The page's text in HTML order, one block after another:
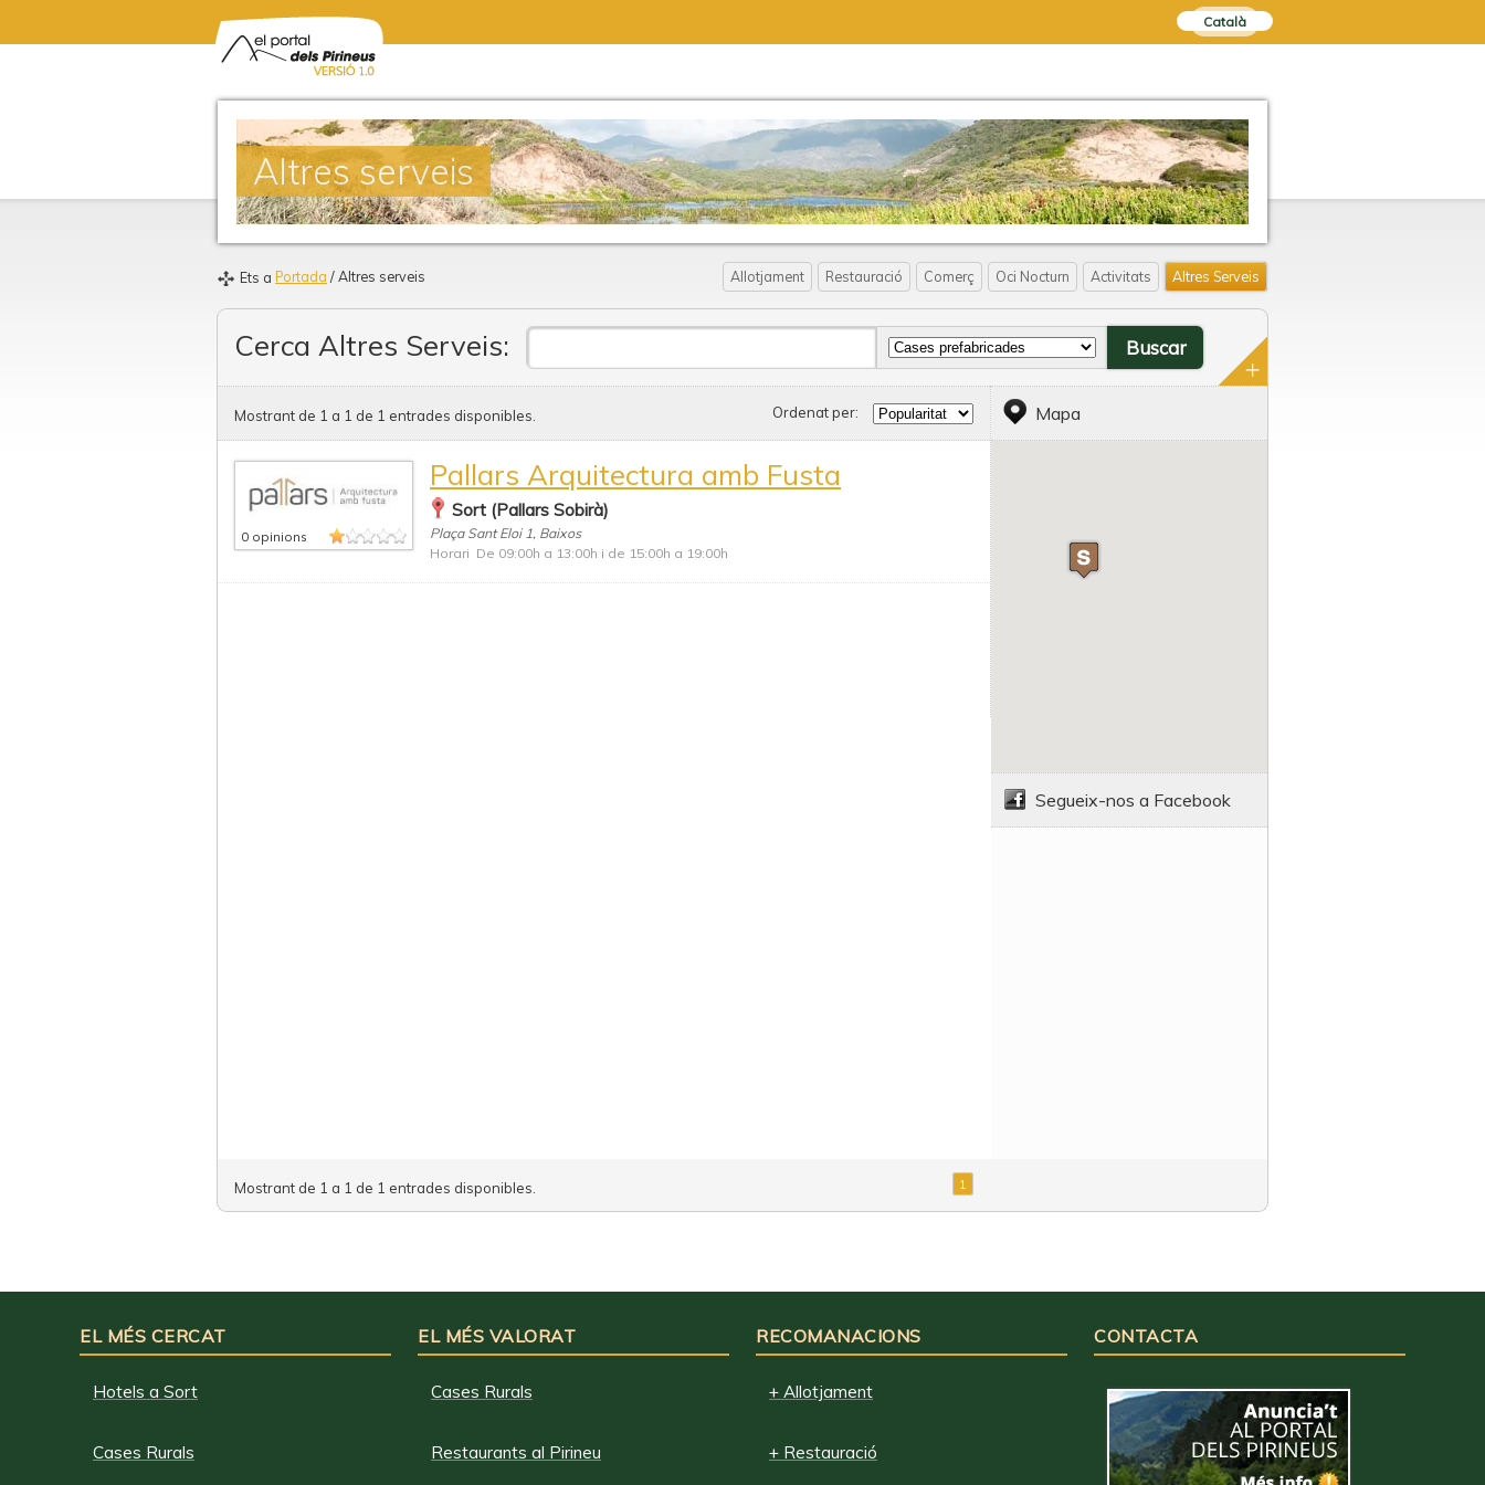
Català
Altres serveis
Ets a Portada / Altres serveis Allotjament Restauració Comerç Oci Nocturn Activitats Altres Serveis
Cerca Altres Serveis:
Mostrant de 1 a 1 de 1 entrades disponibles. Ordenat per:
0 opinions
Pallars Arquitectura amb Fusta
Sort (Pallars Sobirà)
Plaça Sant Eloi 1, Baixos
Horari De 09:00h a 13:00h i de 15:00h a 19:00h
Mapa
Segueix-nos a Facebook
Mostrant de 1 a 1 de 1 entrades disponibles. 1
EL MÉS CERCAT
Hotels a Sort
Cases Rurals
EL MÉS VALORAT
Cases Rurals
Restaurants al Pirineu
RECOMANACIONS
+ Allotjament
+ Restauració
CONTACTA